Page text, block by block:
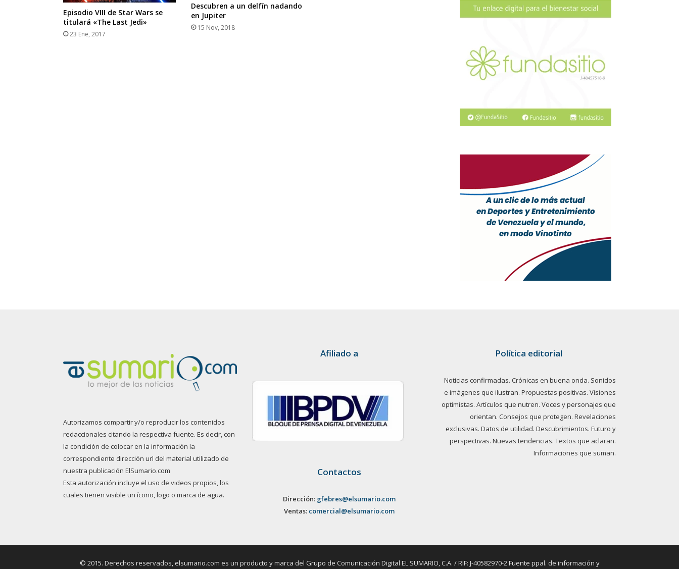
Episodio VIII de Star Wars se
titulará «The Last Jedi»
23 Ene, 2017
Descubren a un delfín nadando
en Jupiter
15 Nov, 2018
Autorizamos compartir y/o reproducir los contenidos
redaccionales citando la respectiva fuente. Es decir, con
la condición de colocar en la información la
correspondiente dirección url del material utilizado de
nuestra publicación ElSumario.com
Esta autorización incluye el uso de videos propios, los
cuales tienen visible un ícono, logo o marca de agua.
Afiliado a
Contactos
Dirección: gfebres@elsumario.com
Ventas: comercial@elsumario.com
Política editorial
Noticias confirmadas. Crónicas en buena onda. Sonidos
e imágenes que ilustran. Propuestas positivas. Visiones
optimistas. Artículos que nutren. Voces y personajes que
orientan. Consejos que protegen. Revelaciones
exclusivas. Datos de utilidad. Descubrimientos. Futuro y
perspectivas. Nuevas tendencias. Textos que aclaran.
Informaciones que suman.
© 2015. Derechos reservados, elsumario.com es un producto y marca del Grupo de Comunicación Digital EL SUMARIO, C.A. / RIF: J-40582970-2 Fuente ppal. de información y